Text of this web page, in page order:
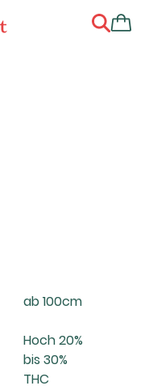
ab 100cm
Hoch 20%
bis 30%
THC